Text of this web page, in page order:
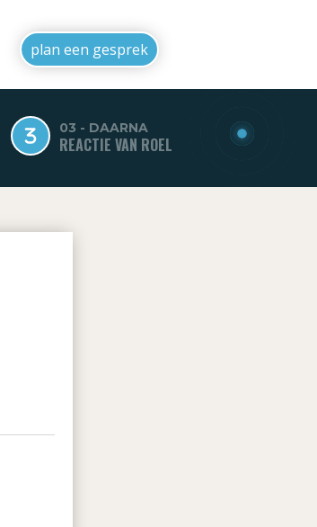
plan een gesprek
03 - DAARNA
REACTIE VAN ROEL